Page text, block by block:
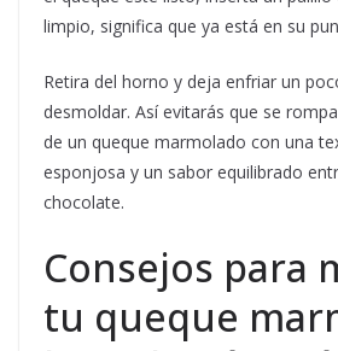
limpio, significa que ya está en su
Retira del horno y deja enfriar un
desmoldar. Así evitarás que se
de un queque marmolado con una
esponjosa y un sabor equilibrado
chocolate.
Consejos para
tu queque